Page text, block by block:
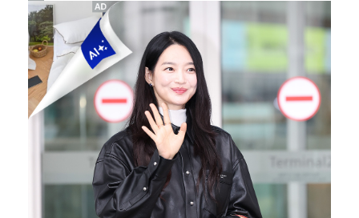
기록적인 폭염에 멈췄던 KBO, 11일부터 순위 경쟁 …
정연, JYP엔터 떠나 새 시작 "가장 큰 중심 트와이…